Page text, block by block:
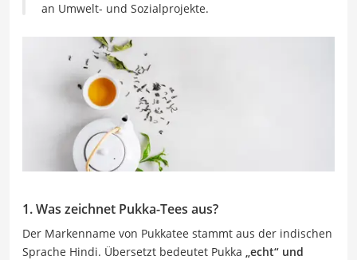
an Umwelt- und Sozialprojekte.
1. Was zeichnet Pukka-Tees aus?
Der Markenname von Pukkatee stammt aus der indischen
Sprache Hindi. Übersetzt bedeutet Pukka „echt“ und